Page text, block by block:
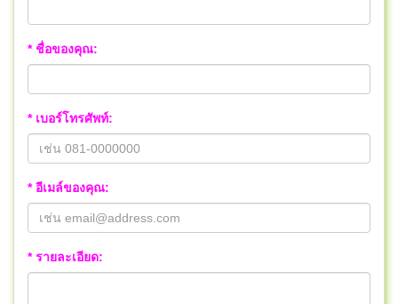
* ชื่อของคุณ:
* เบอร์โทรศัพท์:
* อีเมล์ของคุณ:
* รายละเอียด: